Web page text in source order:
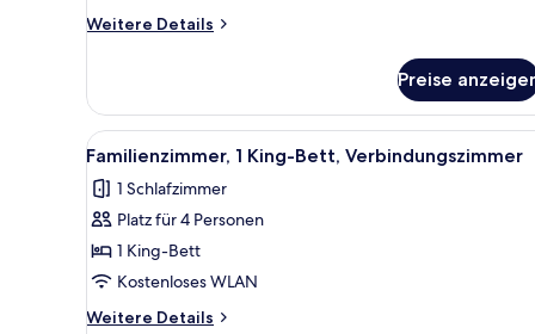
Weitere Details
Weitere
Suite,
1 King-
Bett
Preise
Alle
Fotos
für
Familienzimmer,
1 King-
Bett,
Verbindungszimmer
Ein Hotelzimmer mit einem
6
Familienzimmer, 1 King-Bett, Verbindungszimmer
1 Schlafzimmer
Platz für 4 Personen
1 King-Bett
Kostenloses WLAN
Weitere Details
Weitere